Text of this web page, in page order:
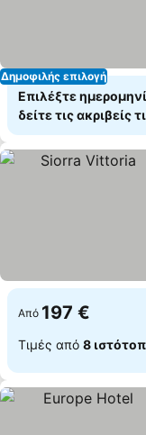
Δημοφιλής επιλογή
Επιλέξτε
δείτε τις ακριβείς
Από 197 €
Τιμές από 8